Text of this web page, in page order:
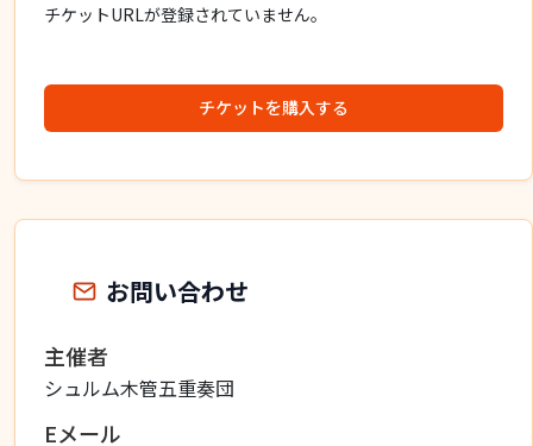
チケットURLが登録されていません。
チケットを購入する
お問い合わせ
主催者
シュルム木管五重奏団
Eメール